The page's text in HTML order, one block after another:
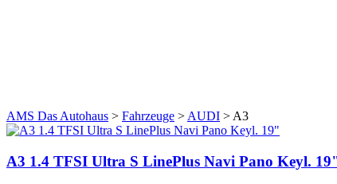
AMS Das Autohaus > Fahrzeuge > AUDI > A3
A3 1.4 TFSI Ultra S LinePlus Navi Pano Keyl.